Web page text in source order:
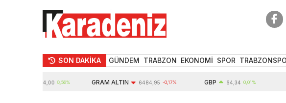
SON DAKİKA GÜNDEM TRABZON EKONOMİ SPOR
0,56% GRAM ALTIN 6484,95 -0,17% 64,34 0,01%